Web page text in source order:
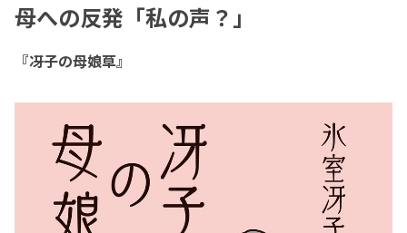
母への反発「私の声？」
『冴子の母娘草』